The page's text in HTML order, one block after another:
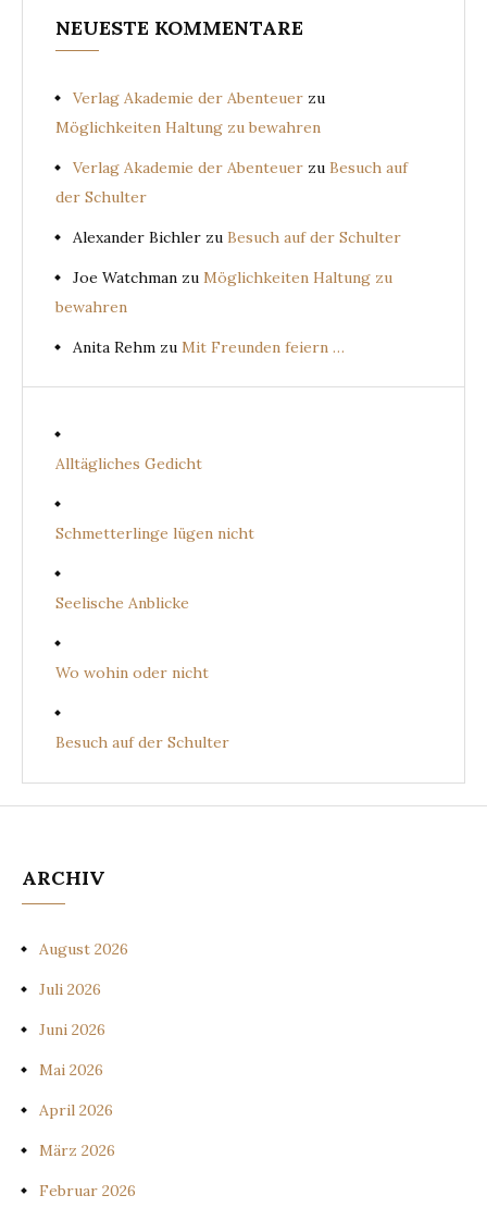
NEUESTE KOMMENTARE
Verlag Akademie der Abenteuer zu
Möglichkeiten Haltung zu bewahren
Verlag Akademie der Abenteuer zu Besuch auf
der Schulter
Alexander Bichler zu Besuch auf der Schulter
Joe Watchman zu Möglichkeiten Haltung zu
bewahren
Anita Rehm zu Mit Freunden feiern …
Alltägliches Gedicht
Schmetterlinge lügen nicht
Seelische Anblicke
Wo wohin oder nicht
Besuch auf der Schulter
ARCHIV
August 2026
Juli 2026
Juni 2026
Mai 2026
April 2026
März 2026
Februar 2026